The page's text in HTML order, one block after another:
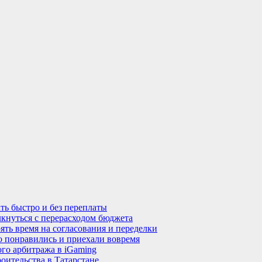
быстро и без переплаты
с перерасходом бюджета
время на согласования и переделки
понравились и приехали вовремя
арбитража в iGaming
в Татарстане